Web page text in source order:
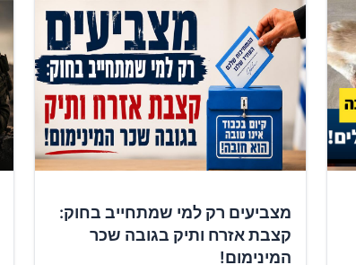
מצביעים רק למי שמתחייב בחוק:
קצבת אזרח ותיק בגובה שכר
המינימום!